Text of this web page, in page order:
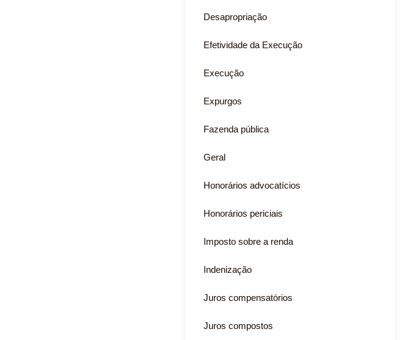
Desapropriação
Efetividade da Execução
Execução
Expurgos
Fazenda pública
Geral
Honorários advocatícios
Honorários periciais
Imposto sobre a renda
Indenização
Juros compensatórios
Juros compostos